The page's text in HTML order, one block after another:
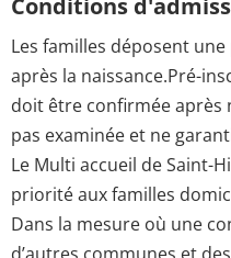
Les familles déposent
après la naissance.Pré-
doit être confirmée après
pas examinée et ne
Le Multi accueil de Saint-
priorité aux familles
Dans la mesure où une